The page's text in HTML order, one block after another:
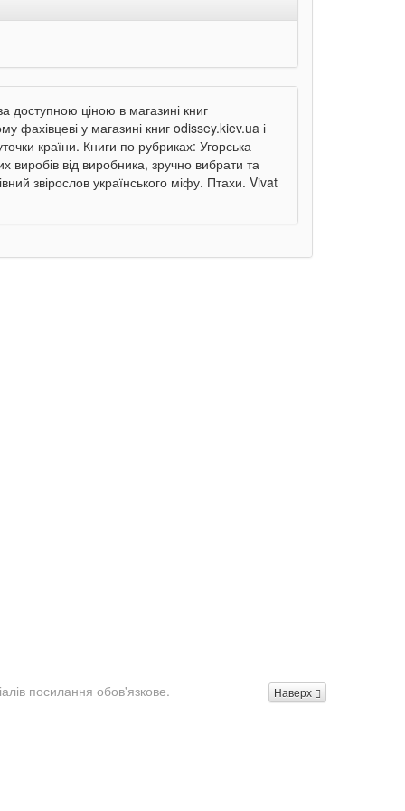
доступною ціною в магазині книг
фахівцеві у магазині книг odissey.kiev.ua і
країни. Книги по рубриках: Угорська
від виробника, зручно вибрати та
звірослов українського міфу. Птахи. Vivat
Наверх
посилання обов'язкове.